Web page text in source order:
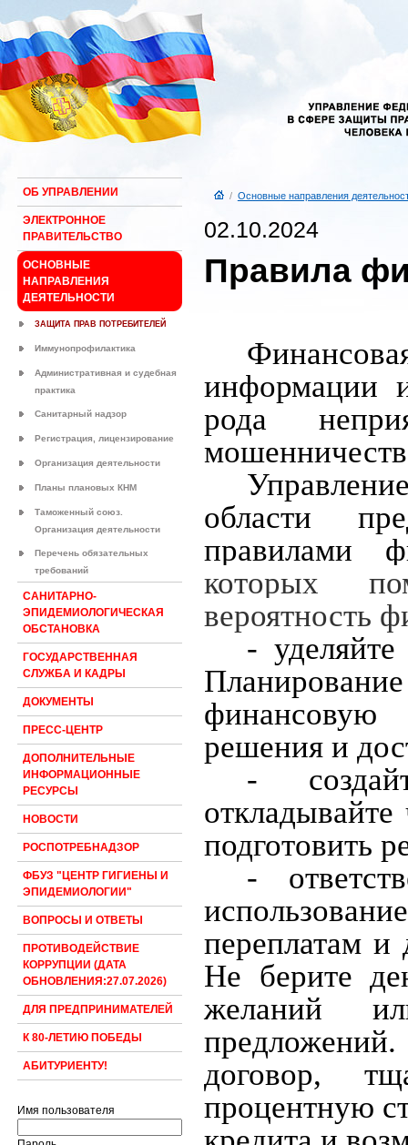
ОБ УПРАВЛЕНИИ
ЭЛЕКТРОННОЕ
ПРАВИТЕЛЬСТВО
ОСНОВНЫЕ
НАПРАВЛЕНИЯ
ДЕЯТЕЛЬНОСТИ
ЗАЩИТА ПРАВ ПОТРЕБИТЕЛЕЙ
Иммунопрофилактика
Административная и судебная
практика
Санитарный надзор
Регистрация, лицензирование
Организация деятельности
Планы плановых КНМ
Таможенный союз.
Организация деятельности
Перечень обязательных
требований
САНИТАРНО-
ЭПИДЕМИОЛОГИЧЕСКАЯ
ОБСТАНОВКА
ГОСУДАРСТВЕННАЯ
СЛУЖБА И КАДРЫ
ДОКУМЕНТЫ
ПРЕСС-ЦЕНТР
ДОПОЛНИТЕЛЬНЫЕ
ИНФОРМАЦИОННЫЕ
РЕСУРСЫ
НОВОСТИ
РОСПОТРЕБНАДЗОР
ФБУЗ "ЦЕНТР ГИГИЕНЫ И
ЭПИДЕМИОЛОГИИ"
ВОПРОСЫ И ОТВЕТЫ
ПРОТИВОДЕЙСТВИЕ
КОРРУПЦИИ (ДАТА
ОБНОВЛЕНИЯ:27.07.2026)
ДЛЯ ПРЕДПРИНИМАТЕЛЕЙ
К 80-ЛЕТИЮ ПОБЕДЫ
АБИТУРИЕНТУ!
Имя пользователя
/ Основные направления
02.10.2024
Правила
информации
рода
области
правилами
которых
вероятность
-
финансовую
решения и
-
подготовить
-
переплатам и
Не берите
желаний
договор,
процентную